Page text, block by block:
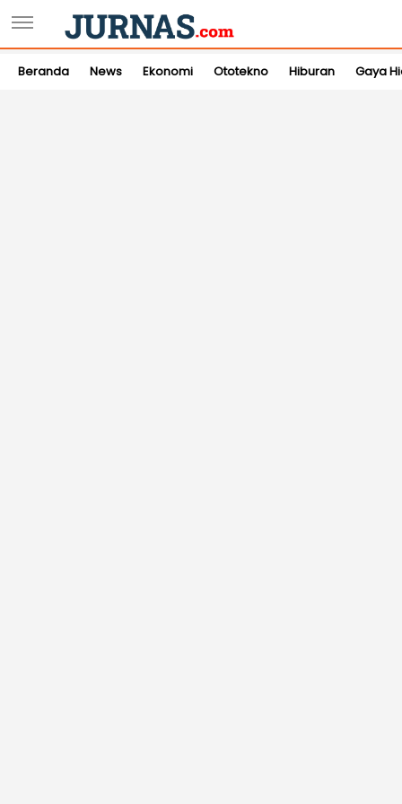
Beranda News Ekonomi Ototekno Hiburan Gaya